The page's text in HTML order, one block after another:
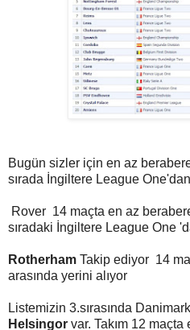
Bugün sizler için en az
sırada İngiltere League One'dan
Rover 14 maçta en az
sıradaki İngiltere League One
Rotherham Takip ediyor 14
arasında yerini alıyor
Listemizin 3.sırasında
Helsingor var. Takım 12 maçta